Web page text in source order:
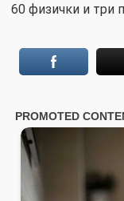
60 физички и три